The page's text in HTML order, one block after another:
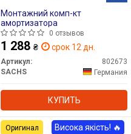
Монтажний комп-кт
амортизатора
0 отзывов
1 288 ₴ срок 12 дн.
Артикул:
802673
SACHS
Германия
КУПИТЬ
Висока якість! 🔥
Оригинал